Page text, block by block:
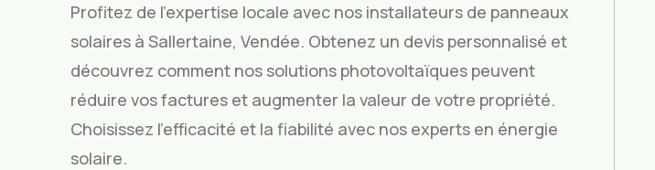
Profitez de l’expertise locale avec nos installateurs de panneaux
solaires à Sallertaine, Vendée. Obtenez un devis personnalisé et
découvrez comment nos solutions photovoltaïques peuvent
réduire vos factures et augmenter la valeur de votre propriété.
Choisissez l’efficacité et la fiabilité avec nos experts en énergie
solaire.